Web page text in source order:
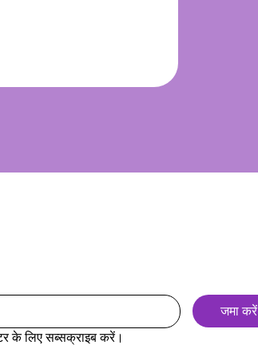
जमा करें
के लिए सब्सक्राइब करें।